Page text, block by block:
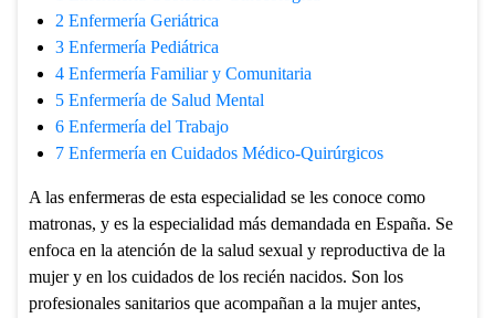
2 Enfermería Geriátrica
3Enfermería Pediátrica
4Enfermería Familiar y Comunitaria
5Enfermería de Salud Mental
6Enfermería del Trabajo
7Enfermería en Cuidados Médico-Quirúrgicos
A las enfermeras de esta especialidad se les conoce como
matronas, y es la especialidad más demandada en España. Se
enfoca en la atención de la salud sexual y reproductiva de la
mujer y en los cuidados de los recién nacidos. Son los
profesionales sanitarios que acompañan a la mujer antes,